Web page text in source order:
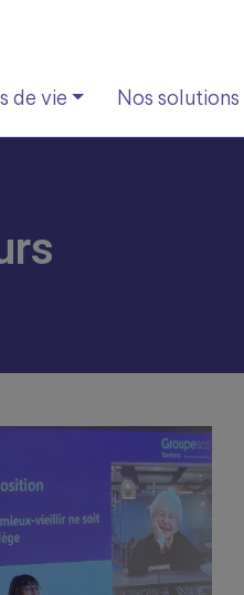
de vie Nos solutions